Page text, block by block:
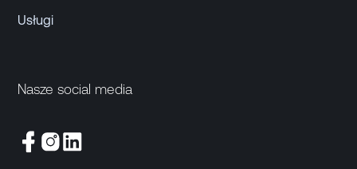
Usługi
Nasze social media